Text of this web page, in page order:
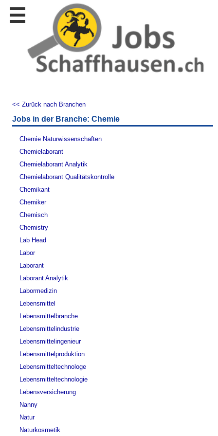
Stellen
Stellen
inserieren
Personalberatungen
WERBUNG
publizieren
JOB-
Lehrstellen
Lehrstellen
inserieren
<< Zurück nach Branchen
Jobs in der Branche: Chemie
Chemie Naturwissenschaften
Chemielaborant
Chemielaborant Analytik
Chemielaborant Qualitätskontrolle
Chemikant
Chemiker
Chemisch
Chemistry
Lab Head
Labor
Laborant
Laborant Analytik
Labormedizin
Lebensmittel
Lebensmittelbranche
Lebensmittelindustrie
Lebensmittelingenieur
Lebensmittelproduktion
Lebensmitteltechnologe
Lebensmitteltechnologie
Lebensversicherung
Nanny
Natur
Naturkosmetik